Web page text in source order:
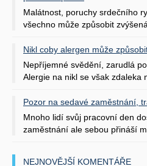
Malátnost, poruchy srdečního
všechno může způsobit
Nikl coby alergen může
Nepříjemné svědění, zarudlá
Alergie na nikl se však zdaleka
Pozor na sedavé zaměstnání,
Mnoho lidí svůj pracovní den
zaměstnání ale sebou přináší
NEJNOVĚJŠÍ KOMENTÁŘE